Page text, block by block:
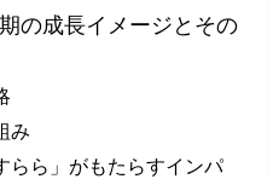
の成長イメージとその
み
らら」がもたらすインパ